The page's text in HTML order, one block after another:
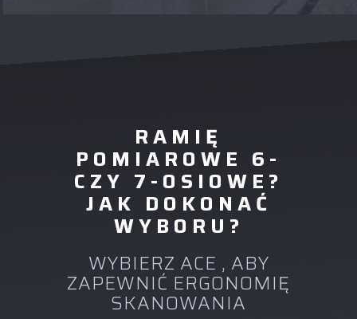
RAMIĘ
POMIAROWE 6-
CZY 7-OSIOWE?
JAK DOKONAĆ
WYBORU?
WYBIERZ ACE , ABY
ZAPEWNIĆ ERGONOMIĘ
SKANOWANIA